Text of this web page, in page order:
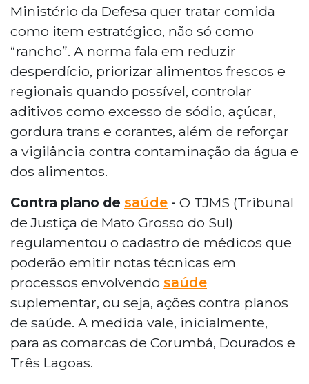
Ministério da Defesa quer tratar comida
como item estratégico, não só como
“rancho”. A norma fala em reduzir
desperdício, priorizar alimentos frescos e
regionais quando possível, controlar
aditivos como excesso de sódio, açúcar,
gordura trans e corantes, além de reforçar
a vigilância contra contaminação da água e
dos alimentos.
Contra plano de saúde - O TJMS (Tribunal
de Justiça de Mato Grosso do Sul)
regulamentou o cadastro de médicos que
poderão emitir notas técnicas em
processos envolvendo saúde
suplementar, ou seja, ações contra planos
de saúde. A medida vale, inicialmente,
para as comarcas de Corumbá, Dourados e
Três Lagoas.